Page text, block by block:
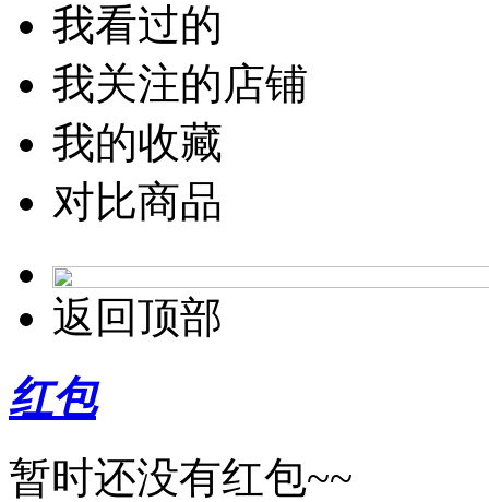
我看过的
我关注的店铺
我的收藏
对比商品
返回顶部
红包
暂时还没有红包~~